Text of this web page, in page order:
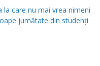
la care nu mai vrea nimeni
jumătate din studenţi